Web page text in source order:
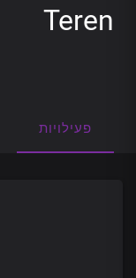
Teren
פעילויות